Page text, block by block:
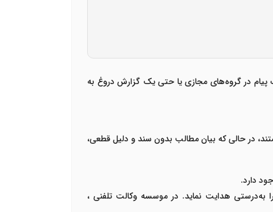
پیام در گروه‌های مجازی یا حتی یک گزارش دروغ به
در حالی که بیان مطالب بدون سند و دلیل قطعی،
دارد.
هدایت نماید. در موسسه وکالت تلفنی ،